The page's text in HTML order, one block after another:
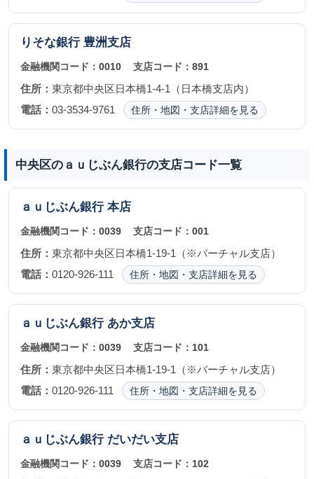
りそな銀行 豊洲支店
金融機関コード： 0010 支店コード：891
住所： 東京都中央区日本橋1-4-1（日本橋支店内）
電話： 03-3534-9761 住所・地図・支店詳細を見る
中央区のａｕじぶん銀行の支店コード一覧
ａｕじぶん銀行 本店
金融機関コード： 0039 支店コード：001
住所： 東京都中央区日本橋1-19-1（※バーチャル支店）
電話： 0120-926-111 住所・地図・支店詳細を見る
ａｕじぶん銀行 あか支店
金融機関コード： 0039 支店コード： 101
住所： 東京都中央区日本橋1-19-1（※バーチャル支店）
電話： 0120-926-111 住所・地図・支店詳細を見る
ａｕじぶん銀行 だいだい支店
金融機関コード： 0039 支店コード： 102